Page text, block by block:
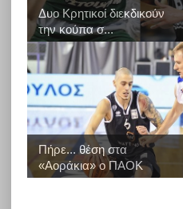
Δυο Κρητικοί διεκδικούν
την κούπα σ...
Πήρε... θέση στα
«Αοράκια» ο ΠΑΟΚ